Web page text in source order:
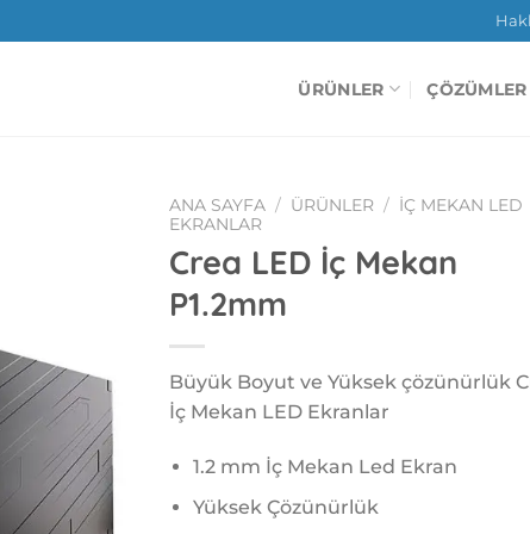
ÜRÜNLER ÇÖZÜMLER
ANA SAYFA / ÜRÜNLER / İÇ MEKAN LED
EKRANLAR
Crea LED İç Mekan
P1.2mm
Büyük Boyut ve Yüksek çözünürlük
İç Mekan LED Ekranlar
1.2 mm İç Mekan Led Ekran
Yüksek Çözünürlük